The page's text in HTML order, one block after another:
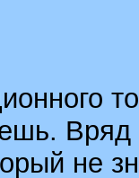
Вряд
не